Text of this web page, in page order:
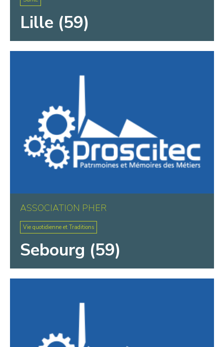
Lille (59)
ASSOCIATION PHER
Vie quotidienne et Traditions
Sebourg (59)